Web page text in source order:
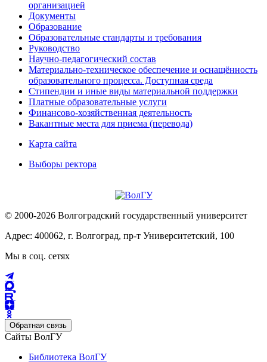
организацией
Документы
Образование
Образовательные стандарты и требования
Руководство
Научно-педагогический состав
Материально-техническое обеспечение и оснащённость
образовательного процесса. Доступная среда
Стипендии и иные виды материальной поддержки
Платные образовательные услуги
Финансово-хозяйственная деятельность
Вакантные места для приема (перевода)
Карта сайта
Выборы ректора
© 2000-2026 Волгоградский государственный университет
Адрес: 400062, г. Волгоград, пр-т Университетский, 100
Мы в соц. сетях
Обратная связь
Сайты ВолГУ
Библиотека ВолГУ